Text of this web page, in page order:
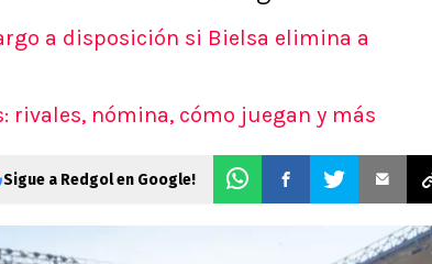
a disposición si Bielsa elimina a
rivales, nómina, cómo juegan y más
Sigue a Redgol en Google!